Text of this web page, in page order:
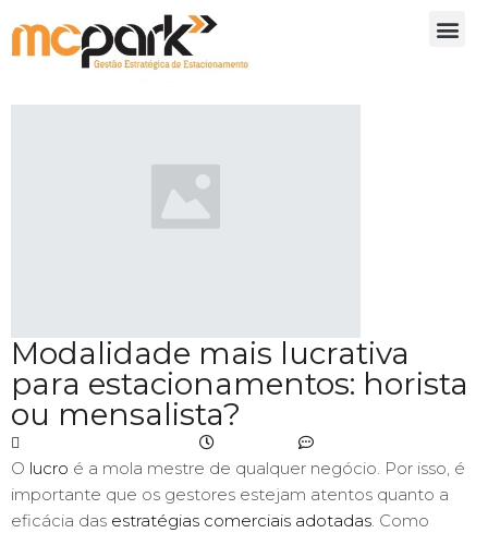
Modalidade mais lucrativa
para estacionamentos: horista
ou mensalista?
O lucro é a mola mestre de qualquer negócio. Por isso, é
importante que os gestores estejam atentos quanto a
eficácia das estratégias comerciais adotadas. Como